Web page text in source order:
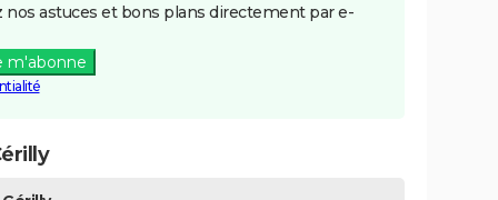
nos astuces et bons plans directement par e-
m'abonne